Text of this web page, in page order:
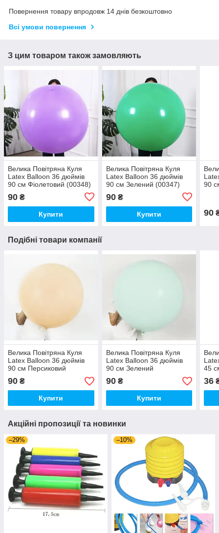
Повернення товару впродовж 14 днів безкоштовно
Всі умови повернення
З цим товаром також замовляють
Велика Повітряна Куля
Latex Balloon 36 дюймів
90 см Фіолетовий (00348)
90 ₴
Купити
Велика Повітряна Куля
Latex Balloon 36 дюймів
90 см Зелений (00347)
90₴
Купити
90
90
Подібні товари компанії
Велика Повітряна Куля
Latex Balloon 36 дюймів
90 см Персиковий
Пастельний (00497)
90 ₴
Купити
Велика Повітряна Куля
Latex Balloon 36 дюймів
90 см Зелений
Пастельний (00475)
90₴
Купити
45
36
Акційні пропозиції та новинки
–29% –10%